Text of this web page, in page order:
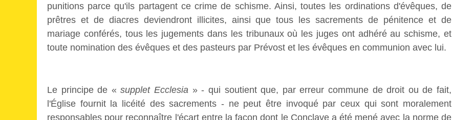
punitions parce qu'ils partagent ce crime de schisme. Ainsi, toutes les ordinations d'évêques, de
prêtres et de diacres deviendront illicites, ainsi que tous les sacrements de pénitence et de
mariage conférés, tous les jugements dans les tribunaux où les juges ont adhéré au schisme, et
toute nomination des évêques et des pasteurs par Prévost et les évêques en communion avec lui.
Le principe de «supplet Ecclesia » - qui soutient que, par erreur commune de droit ou de fait,
l'Église fournit la licéité des sacrements - ne peut être invoqué par ceux qui sont moralement
responsables pour reconnaître l'écart entre la façon dont le Conclave a été mené avec la norme de